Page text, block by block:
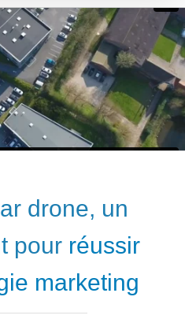
drone, un
pour réussir
marketing